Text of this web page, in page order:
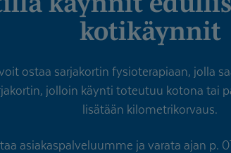
kotikäynnit
ostaa sarjakortin fysioterapiaan, jolla
jolloin käynti toteutuu kotona tai
lisätään kilometrikorvaus.
asiakaspalveluumme ja varata ajan p.